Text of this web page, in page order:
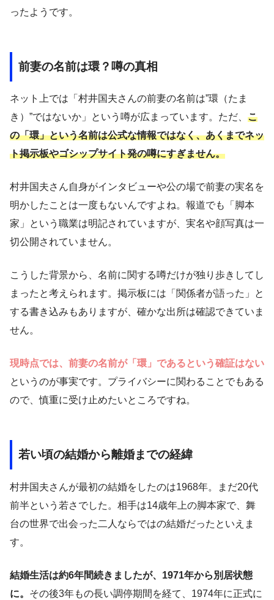
ったようです。
前妻の名前は環？噂の真相
ネット上では「村井国夫さんの前妻の名前は”環（たま
き）”ではないか」という噂が広まっています。ただ、 こ
の「環」という名前は公式な情報ではなく、あくまでネッ
ト掲示板やゴシップサイト発の噂にすぎません。
村井国夫さん自身がインタビューや公の場で前妻の実名を
明かしたことは一度もないんですよね。報道でも「脚本
家」という職業は明記されていますが、実名や顔写真は一
切公開されていません。
こうした背景から、名前に関する噂だけが独り歩きしてし
まったと考えられます。掲示板には「関係者が語った」と
する書き込みもありますが、確かな出所は確認できていま
せん。
現時点では、前妻の名前が「環」であるという確証はない
というのが事実です。プライバシーに関わることでもある
ので、慎重に受け止めたいところですね。
若い頃の結婚から離婚までの経緯
村井国夫さんが最初の結婚をしたのは1968年。まだ20代
前半という若さでした。相手は14歳年上の脚本家で、舞
台の世界で出会った二人ならではの結婚だったといえま
す。
結婚生活は約6年間続きましたが、1971年から別居状態
に。 その後3年もの長い調停期間を経て、1974年に正式に